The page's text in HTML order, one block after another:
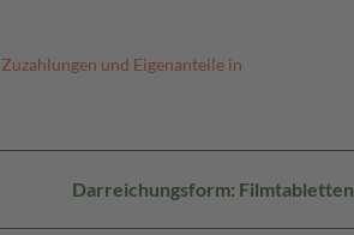
und Eigenanteile in
Darreichungsform: Filmtabletten